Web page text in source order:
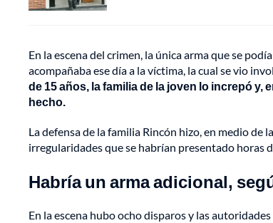
En la escena del crimen, la única arma que se
acompañaba ese día a la víctima, la cual se vio
de 15 años, la familia de la joven lo increpó
hecho.
La defensa de la familia Rincón hizo, en medio de
irregularidades que se habrían presentado horas
Habría un arma adicional,
En la escena hubo ocho disparos y las